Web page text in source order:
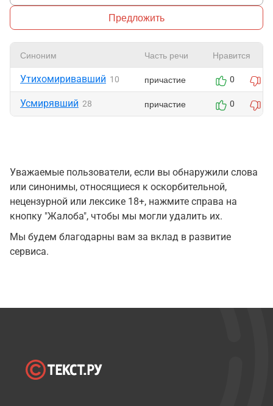
Предложить
Синоним Часть речи Нравится
Утихомиривавший 10 причастие 0
Усмирявший 28 причастие 0
Уважаемые пользователи, если вы обнаружили слова
или синонимы, относящиеся к оскорбительной,
нецензурной или лексике 18+, нажмите справа на
кнопку "Жалоба", чтобы мы могли удалить их.
Мы будем благодарны вам за вклад в развитие
сервиса.